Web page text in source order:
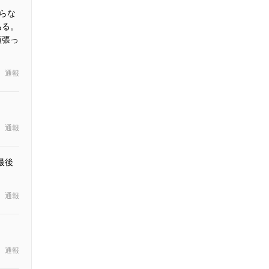
な
。
っ
通報
通報
後
通報
通報